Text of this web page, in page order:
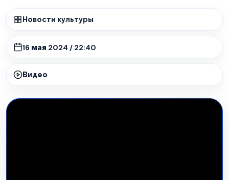
Новости культуры
16 мая 2024 / 22:40
Видео